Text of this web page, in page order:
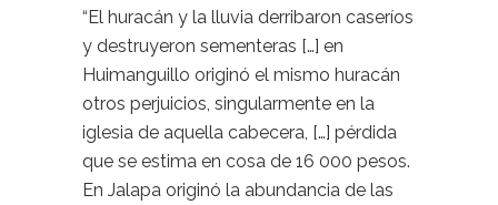
“El huracán y la lluvia derribaron caseríos
y destruyeron sementeras […] en
Huimanguillo originó el mismo huracán
otros perjuicios, singularmente en la
iglesia de aquella cabecera, […] pérdida
que se estima en cosa de 16 000 pesos.
En Jalapa originó la abundancia de las